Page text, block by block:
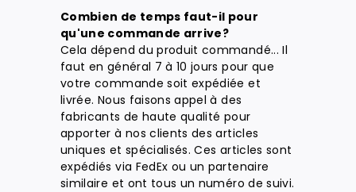
Combien de temps faut-il pour
qu'une commande arrive?
Cela dépend du produit commandé... Il
faut en général 7 à 10 jours pour que
votre commande soit expédiée et
livrée. Nous faisons appel à des
fabricants de haute qualité pour
apporter à nos clients des articles
uniques et spécialisés. Ces articles sont
expédiés via FedEx ou un partenaire
similaire et ont tous un numéro de suivi.